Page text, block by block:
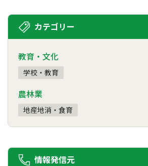
カテゴリー
教育・文化
学校・教育
農林業
地産地消・食育
情報発信元